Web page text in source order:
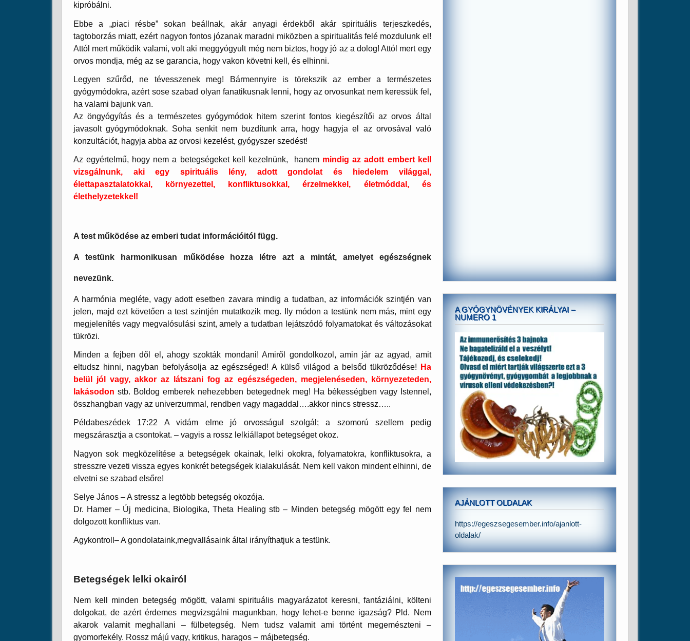
kipróbálni.
Ebbe a „piaci résbe” sokan beállnak, akár anyagi érdekből akár spirituális terjeszkedés,
tagtoborzás miatt, ezért nagyon fontos józanak maradni miközben a spiritualitás felé mozdulunk el!
Attól mert működik valami, volt aki meggyógyult még nem biztos, hogy jó az a dolog! Attól mert egy
orvos mondja, még az se garancia, hogy vakon követni kell, és elhinni.
Legyen szűrőd, ne tévesszenek meg! Bármennyire is törekszik az ember a természetes
gyógymódokra, azért sose szabad olyan fanatikusnak lenni, hogy az orvosunkat nem keressük fel,
ha valami bajunk van.
Az öngyógyítás és a természetes gyógymódok hitem szerint fontos kiegészítői az orvos által
javasolt gyógymódoknak. Soha senkit nem buzdítunk arra, hogy hagyja el az orvosával való
konzultációt, hagyja abba az orvosi kezelést, gyógyszer szedést!
Az egyértelmű, hogy nem a betegségeket kell kezelnünk, hanem mindig az adott embert kell
vizsgálnunk, aki egy spirituális lény, adott gondolat és hiedelem világgal,
élettapasztalatokkal, környezettel, konfliktusokkal, érzelmekkel, életmóddal, és
élethelyzetekkel!
A test működése az emberi tudat információitól függ.
A testünk harmonikusan működése hozza létre azt a mintát, amelyet egészségnek
nevezünk.
A harmónia megléte, vagy adott esetben zavara mindig a tudatban, az információk szintjén van
jelen, majd ezt követően a test szintjén mutatkozik meg.
Ily módon a testünk nem más, mint egy
megjelenítés vagy megvalósulási szint, amely a tudatban lejátszódó folyamatokat és változásokat
tükrözi.
Minden a fejben dől el, ahogy szokták mondani! Amiről gondolkozol, amin jár az agyad, amit
eltudsz hinni, nagyban befolyásolja az egészséged! A külső világod a belsőd tükröződése!
Ha
belül jól vagy, akkor az látszani fog az egészségeden, megjelenéseden, környezeteden,
lakásodon stb. Boldog emberek nehezebben betegednek meg! Ha békességben vagy Istennel,
összhangban vagy az univerzummal, rendben vagy magaddal….akkor nincs stressz…..
Példabeszédek 17:22 A vidám elme jó orvosságul szolgál; a szomorú szellem pedig
megszárasztja a csontokat. – vagyis a rossz lelkiállapot betegséget okoz.
Nagyon sok megközelítése a betegségek okainak, lelki okokra, folyamatokra, konfliktusokra, a
stresszre vezeti vissza egyes konkrét betegségek kialakulását. Nem kell vakon mindent elhinni, de
elvetni se szabad elsőre!
Selye János– A stressz a legtöbb betegség okozója.
Dr. Hamer – Új medicina, Biologika, Theta Healing stb – Minden betegség mögött egy fel nem
dolgozott konfliktus van.
Agykontroll– A gondolataink,megvallásaink által irányíthatjuk a testünk.
Betegségek lelki okairól
Nem kell minden betegség mögött, valami spirituális magyarázatot keresni, fantáziálni, költeni
dolgokat, de azért érdemes megvizsgálni magunkban, hogy lehet-e benne igazság? Pld. Nem
akarok valamit meghallani – fülbetegség. Nem tudsz valamit ami történt megemészteni –
gyomorfekély. Rossz májú vagy, kritikus, haragos – májbetegség.
A GYÓGYNÖVÉNYEK KIRÁLYAI –
NUMERO 1
AJÁNLOTT OLDALAK
https://egeszsegesember.info/ajanlott-
oldalak/